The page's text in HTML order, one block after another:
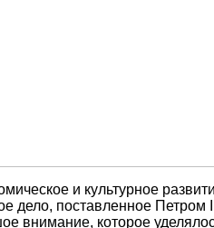
и культурное
дело, поставленное
внимание, которое